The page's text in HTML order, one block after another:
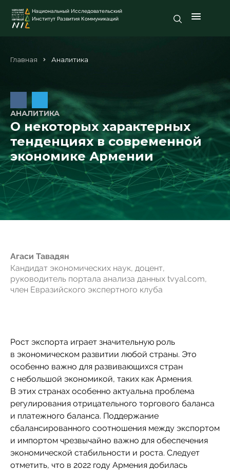
Национальный Исследовательский
Институт Развития Коммуникаций
Главная Аналитика
АНАЛИТИКА
О некоторых характерных
тенденциях в современной
экономике Армении
Агаси Тавадян
Кандидат экономических наук, доцент,
руководитель портала анализа данных tvyal.com,
член Евразийского экспертного клуба
Рост экспорта играет значительную роль
в экономическом развитии любой страны. Это
особенно важно для развивающихся стран
с небольшой экономикой, таких как Армения.
В этих странах особенно актуальна проблема
регулирования отрицательного торгового баланса
и платежного баланса. Поддержание
сбалансированного соотношения между экспортом
и импортом чрезвычайно важно для обеспечения
экономической стабильности и роста. Следует
отметить, что в 2022 году Армения добилась